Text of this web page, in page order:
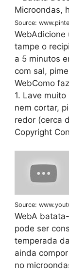
Source:
WebAdicione
tampe o
a 5 minutos
com sal,
WebComo
1. Lave
nem cortar,
redor (cerca
Copyright
Source:
WebA
pode ser
temperada
ainda
no